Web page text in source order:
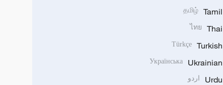
Tamil
தமிழ்
Thai
ไทย
Turkish
Türkçe
Ukrainian
Українська
Urdu اردو